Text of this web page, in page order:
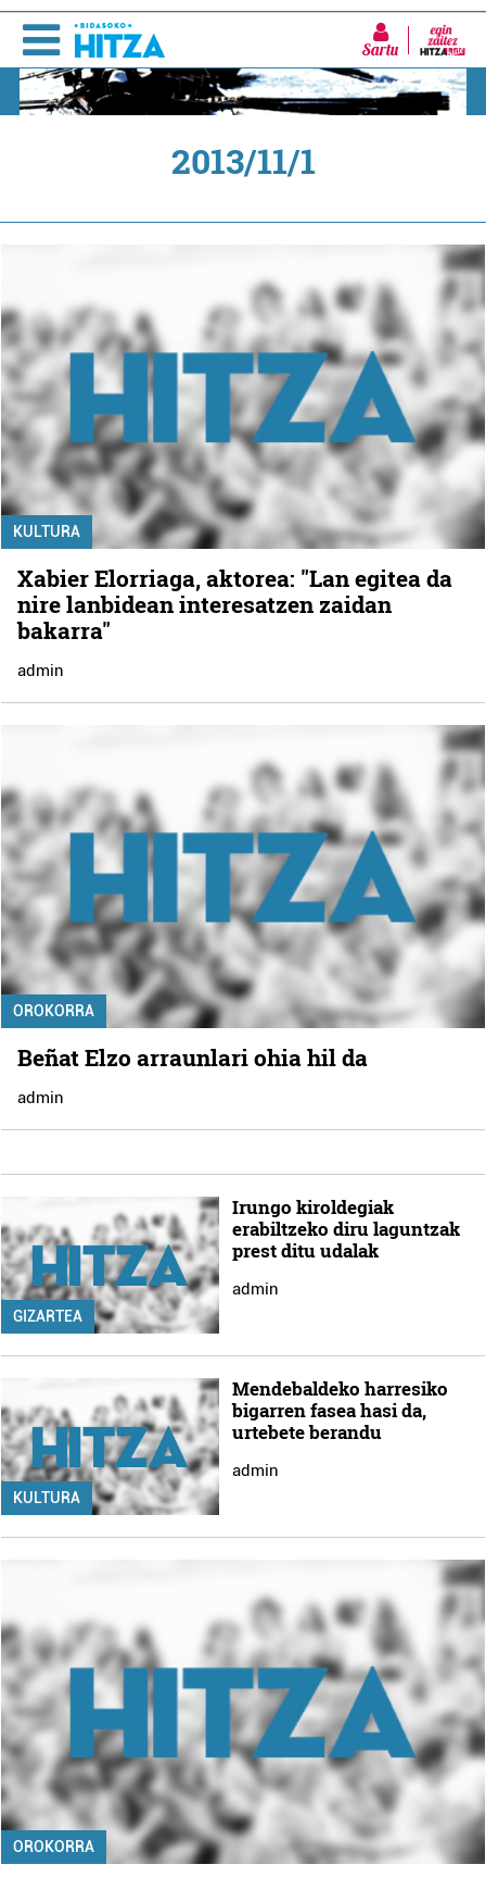
Sartu
2013/11/1
KULTURA
Xabier Elorriaga, aktorea: "Lan egitea da
nire lanbidean interesatzen zaidan
bakarra"
admin
OROKORRA
Beñat Elzo arraunlari ohia hil da
admin
GIZARTEA
Irungo kiroldegiak
erabiltzeko diru laguntzak
prest ditu udalak
admin
KULTURA
Mendebaldeko harresiko
bigarren fasea hasi da,
urtebete berandu
admin
OROKORRA